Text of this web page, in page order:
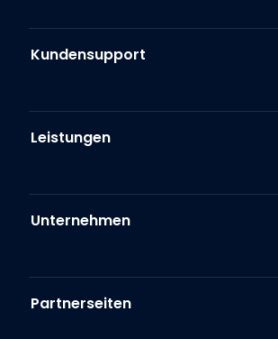
Kundensupport
Leistungen
Unternehmen
Partnerseiten